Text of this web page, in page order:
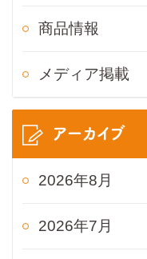
商品情報
メディア掲載
アーカイブ
2026年8月
2026年7月